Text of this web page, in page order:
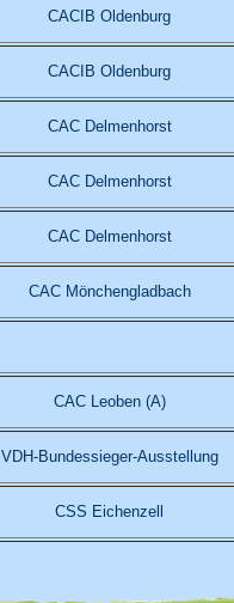
CACIB Oldenburg
CACIB Oldenburg
CAC Delmenhorst
CAC Delmenhorst
CAC Delmenhorst
CAC Mönchengladbach
CAC Leoben (A)
VDH-Bundessieger-Ausstellung
CSS Eichenzell